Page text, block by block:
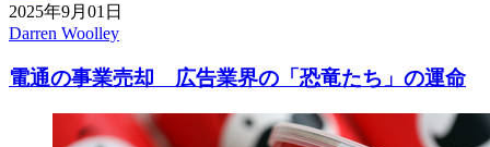
2025年9月01日
Darren Woolley
電通の事業売却 広告業界の「恐竜たち」の運命